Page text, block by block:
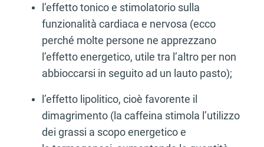
l’effetto tonico e stimolatorio sulla
funzionalità cardiaca e nervosa (ecco
perché molte persone ne apprezzano
l’effetto energetico, utile tra l’altro per non
abbioccarsi in seguito ad un lauto pasto);
l’effetto lipolitico, cioè favorente il
dimagrimento (la caffeina stimola l’utilizzo
dei grassi a scopo energetico e